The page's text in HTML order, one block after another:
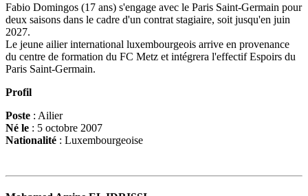
Fabio Domingos (17 ans) s'engage avec le Paris Saint-Germain pour
deux saisons dans le cadre d'un contrat stagiaire, soit jusqu'en juin
2027.
Le jeune ailier international luxembourgeois arrive en provenance
du centre de formation du FC Metz et intégrera l'effectif Espoirs du
Paris Saint-Germain.
Profil
Poste : Ailier
Né le : 5 octobre 2007
Nationalité : Luxembourgeoise